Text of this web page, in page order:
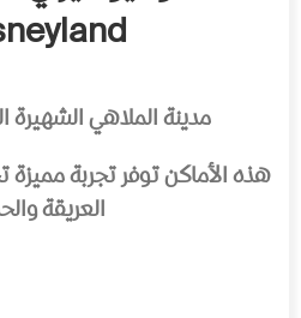
مدينة الملاهي الشهيرة
هذه الأماكن توفر تجربة مميزة
العريقة